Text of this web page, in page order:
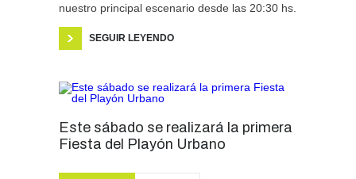
nuestro principal escenario desde las 20:30 hs.
SEGUIR LEYENDO
Este sábado se realizará la primera
Fiesta del Playón Urbano